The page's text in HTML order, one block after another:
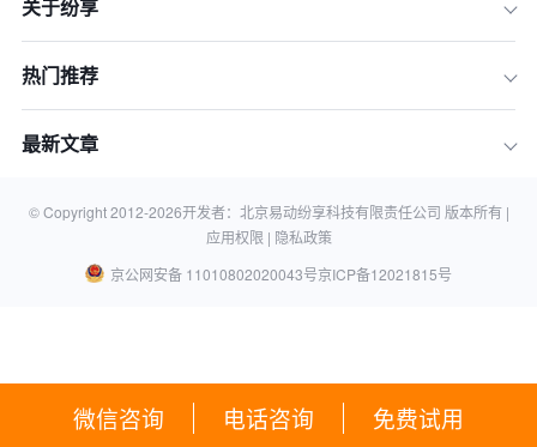
微信咨询 电话咨询 免费试用
关于纷享
热门推荐
最新文章
© Copyright 2012-2026开发者：北京易动纷享科技有限责任公司 版本所有 |
应用权限 | 隐私政策
京公网安备 11010802020043号京ICP备12021815号